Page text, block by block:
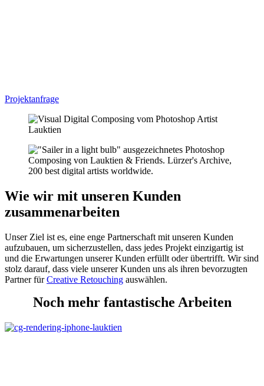
Projektanfrage
Wie wir mit unseren Kunden
zusammenarbeiten
Unser Ziel ist es, eine enge Partnerschaft mit unseren Kunden
aufzubauen, um sicherzustellen, dass jedes Projekt einzigartig ist
und die Erwartungen unserer Kunden erfüllt oder übertrifft. Wir sind
stolz darauf, dass viele unserer Kunden uns als ihren bevorzugten
Partner fürCreative Retouching auswählen.
Noch mehr fantastische Arbeiten